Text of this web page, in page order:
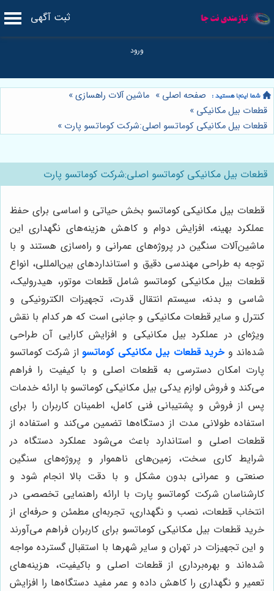
ثبت آگهی
صفحه اصلی » ماشین آلات راهسازی»
قطعات بیل مکانیکی »
قطعات بیل مکانیکی کوماتسو اصلی:شرکت کوماتسو پارت »
قطعات بیل مکانیکی کوماتسو اصلی:شرکت کوماتسو پارت
قطعات بیل مکانیکی کوماتسو بخش حیاتی و اساسی برای حفظ
عملکرد بهینه، افزایش دوام و کاهش هزینه‌های نگهداری این
ماشین‌آلات سنگین در پروژه‌های عمرانی و راه‌سازی هستند و با
توجه به طراحی مهندسی دقیق و استانداردهای بین‌المللی، انواع
قطعات بیل مکانیکی کوماتسو شامل قطعات موتور، هیدرولیک،
شاسی و بدنه، سیستم انتقال قدرت، تجهیزات الکترونیکی و
کنترل و سایر قطعات مکانیکی و جانبی است که هر کدام با نقش
ویژه‌ای در عملکرد بیل مکانیکی و افزایش کارایی آن طراحی
شده‌اند و خرید قطعات بیل مکانیکی کوماتسواز شرکت کوماتسو
پارت امکان دسترسی به قطعات اصلی و با کیفیت را فراهم
می‌کند و فروش لوازم یدکی بیل مکانیکی کوماتسو با ارائه خدمات
پس از فروش و پشتیبانی فنی کامل، اطمینان کاربران را برای
استفاده طولانی مدت از دستگاه‌ها تضمین می‌کند و استفاده از
قطعات اصلی و استاندارد باعث می‌شود عملکرد دستگاه در
شرایط کاری سخت، زمین‌های ناهموار و پروژه‌های سنگین
صنعتی و عمرانی بدون مشکل و با دقت بالا انجام شود و
کارشناسان شرکت کوماتسو پارت با ارائه راهنمایی تخصصی در
انتخاب قطعات، نصب و نگهداری، تجربه‌ای مطمئن و حرفه‌ای از
خرید قطعات بیل مکانیکی کوماتسو برای کاربران فراهم می‌آورند
و این تجهیزات در تهران و سایر شهرها با استقبال گسترده مواجه
شده‌اند و بهره‌برداری از قطعات اصلی و باکیفیت، هزینه‌های
تعمیر و نگهداری را کاهش داده و عمر مفید دستگاه‌ها را افزایش